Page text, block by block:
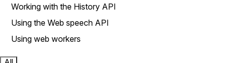
Working with the History API
Using the Web speech API
Using web workers